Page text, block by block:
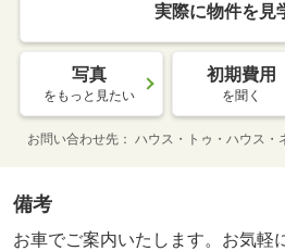
実際に物件を見
写真
をもっと見たい
初期費用
を聞く
お問い合わせ先 ハウス・トゥ・ハウス
備考
お車でご案内いたします。お気軽